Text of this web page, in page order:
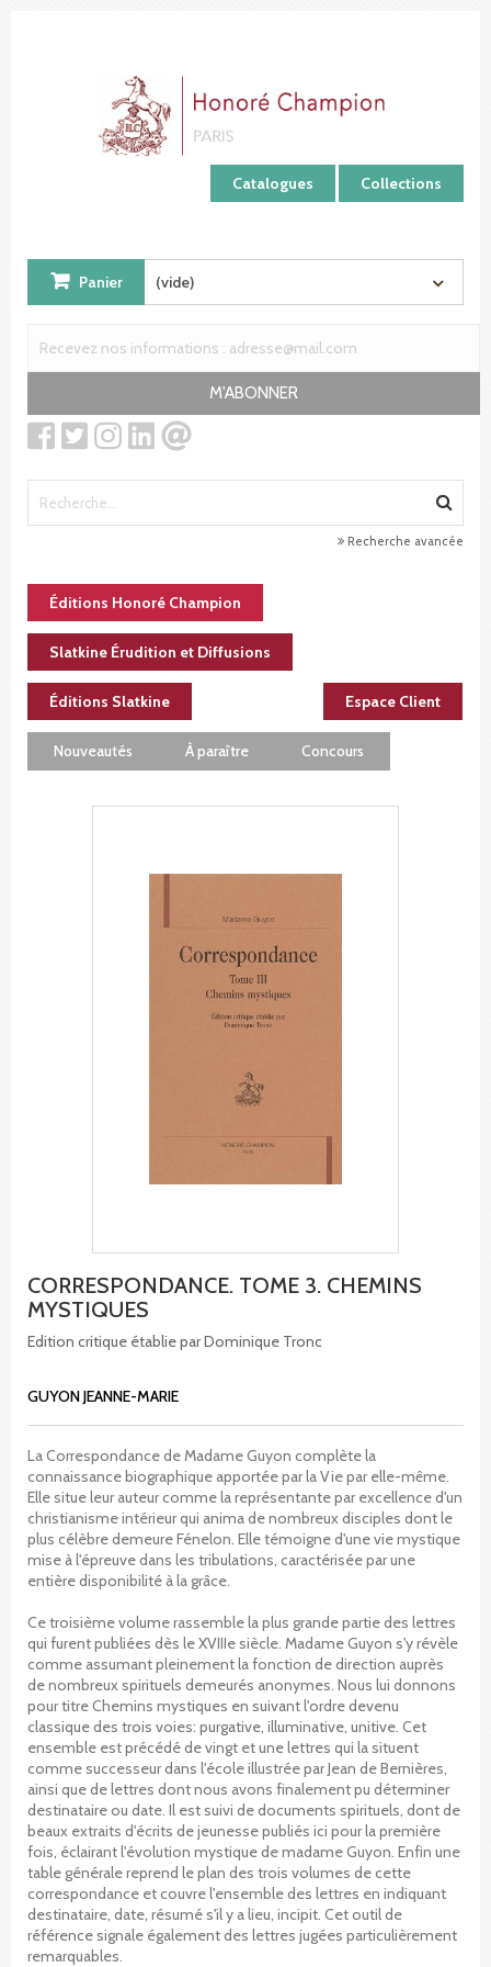
Catalogues Collections
Panier (vide)
M'ABONNER
Recherche avancée
Éditions Honoré Champion
Slatkine Érudition et Diffusions
Éditions Slatkine Espace Client
Nouveautés À paraître Concours
CORRESPONDANCE. TOME 3. CHEMINS
MYSTIQUES
Edition critique établie par Dominique Tronc
GUYON JEANNE-MARIE
La Correspondance de Madame Guyon complète la
connaissance biographique apportée par la Vie par elle-même.
Elle situe leur auteur comme la représentante par excellence d'un
christianisme intérieur qui anima de nombreux disciples dont le
plus célèbre demeure Fénelon. Elle témoigne d'une vie mystique
mise à l'épreuve dans les tribulations, caractérisée par une
entière disponibilité à la grâce.
Ce troisième volume rassemble la plus grande partie des lettres
qui furent publiées dès le XVIIIe siècle. Madame Guyon s'y révèle
comme assumant pleinement la fonction de direction auprès
de nombreux spirituels demeurés anonymes. Nous lui donnons
pour titre Chemins mystiques en suivant l'ordre devenu
classique des trois voies: purgative, illuminative, unitive. Cet
ensemble est précédé de vingt et une lettres qui la situent
comme successeur dans l'école illustrée par Jean de Bernières,
ainsi que de lettres dont nous avons finalement pu déterminer
destinataire ou date. Il est suivi de documents spirituels, dont de
beaux extraits d'écrits de jeunesse publiés ici pour la première
fois, éclairant l'évolution mystique de madame Guyon. Enfin une
table générale reprend le plan des trois volumes de cette
correspondance et couvre l'ensemble des lettres en indiquant
destinataire, date, résumé s'il y a lieu, incipit. Cet outil de
référence signale également des lettres jugées particulièrement
remarquables.